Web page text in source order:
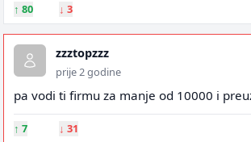
↑ 80 ↓ 3
zzztopzzz
prije 2 godine
pa vodi ti firmu za manje od 10000 i
↑ 7 ↓ 31